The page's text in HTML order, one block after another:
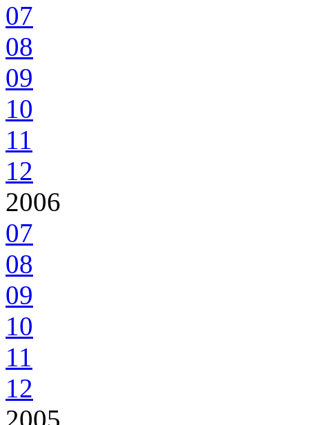
07
08
09
10
11
12
2006
07
08
09
10
11
12